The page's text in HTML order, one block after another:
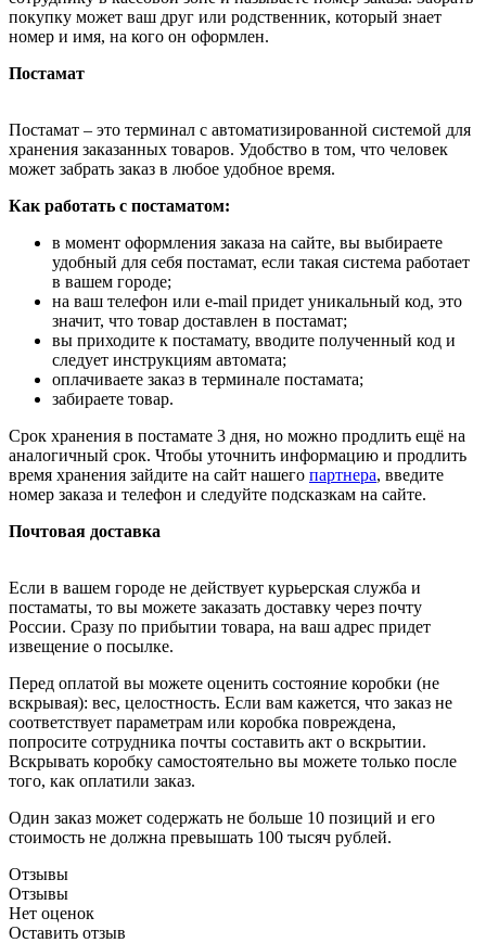
покупку может ваш друг или родственник, который знает
номер и имя, на кого он оформлен.
Постамат
Постамат – это терминал с автоматизированной системой для
хранения заказанных товаров. Удобство в том, что человек
может забрать заказ в любое удобное время.
Как работать с постаматом:
в момент оформления заказа на сайте, вы выбираете
удобный для себя постамат, если такая система работает
в вашем городе;
на ваш телефон или e-mail придет уникальный код, это
значит, что товар доставлен в постамат;
вы приходите к постамату, вводите полученный код и
следует инструкциям автомата;
оплачиваете заказ в терминале постамата;
забираете товар.
Срок хранения в постамате 3 дня, но можно продлить ещё на
аналогичный срок. Чтобы уточнить информацию и продлить
время хранения зайдите на сайт нашего партнера, введите
номер заказа и телефон и следуйте подсказкам на сайте.
Почтовая доставка
Если в вашем городе не действует курьерская служба и
постаматы, то вы можете заказать доставку через почту
России. Сразу по прибытии товара, на ваш адрес придет
извещение о посылке.
Перед оплатой вы можете оценить состояние коробки (не
вскрывая): вес, целостность. Если вам кажется, что заказ не
соответствует параметрам или коробка повреждена,
попросите сотрудника почты составить акт о вскрытии.
Вскрывать коробку самостоятельно вы можете только после
того, как оплатили заказ.
Один заказ может содержать не больше 10 позиций и его
стоимость не должна превышать 100 тысяч рублей.
Отзывы
Отзывы
Нет оценок
Оставить отзыв